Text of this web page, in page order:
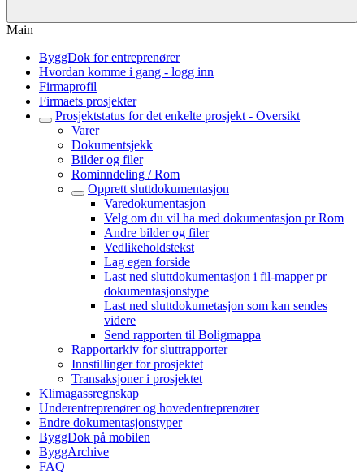
Main
ByggDok for entreprenører
Hvordan komme i gang - logg inn
Firmaprofil
Firmaets prosjekter
Prosjektstatus for det enkelte prosjekt - Oversikt
Varer
Dokumentsjekk
Bilder og filer
Rominndeling / Rom
Opprett sluttdokumentasjon
Varedokumentasjon
Velg om du vil ha med dokumentasjon pr Rom
Andre bilder og filer
Vedlikeholdstekst
Lag egen forside
Last ned sluttdokumentasjon i fil-mapper pr
dokumentasjonstype
Last ned sluttdokumetasjon som kan sendes
videre
Send rapporten til Boligmappa
Rapportarkiv for sluttrapporter
Innstillinger for prosjektet
Transaksjoner i prosjektet
Klimagassregnskap
Underentreprenører og hovedentreprenører
Endre dokumentasjonstyper
ByggDok på mobilen
ByggArchive
FAQ